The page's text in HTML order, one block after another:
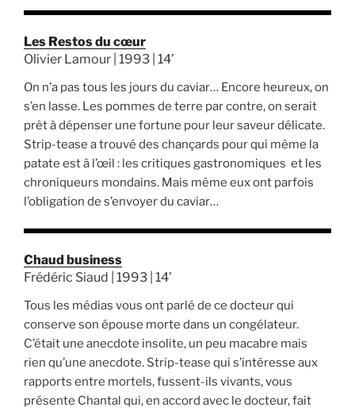
Les Restos du cœur
Olivier Lamour | 1993 | 14’
On n’a pas tous les jours du caviar… Encore heureux, on
s’en lasse. Les pommes de terre par contre, on serait
prêt à dépenser une fortune pour leur saveur délicate.
Strip-tease a trouvé des chançards pour qui même la
patate est à l’œil : les critiques gastronomiques et les
chroniqueurs mondains. Mais même eux ont parfois
l’obligation de s’envoyer du caviar…
Chaud business
Frédéric Siaud | 1993 | 14’
Tous les médias vous ont parlé de ce docteur qui
conserve son épouse morte dans un congélateur.
C’était une anecdote insolite, un peu macabre mais
rien qu’une anecdote. Strip-tease qui s’intéresse aux
rapports entre mortels, fussent-ils vivants, vous
présente Chantal qui, en accord avec le docteur, fait